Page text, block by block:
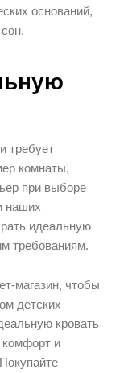
оснований,
требует
комнаты,
при выборе
наших
идеальную
требованиям.
магазин, чтобы
детских
кровать
комфорт и